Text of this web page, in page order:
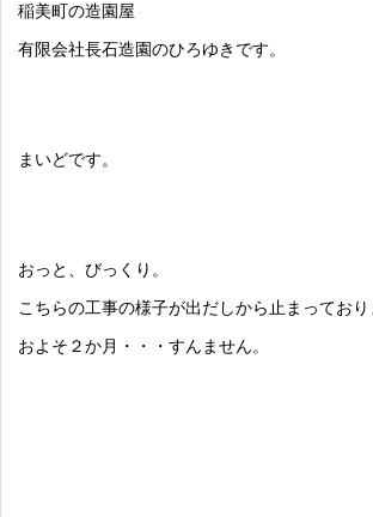
稲美町の造園屋
有限会社長石造園のひろゆきです。
まいどです。
おっと、びっくり。
こちらの工事の様子が出だしから止まっており
およそ２か月・・・すんません。